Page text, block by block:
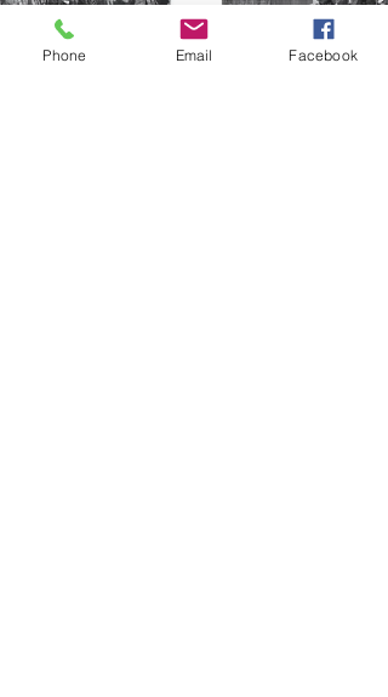
Phone Email Facebook